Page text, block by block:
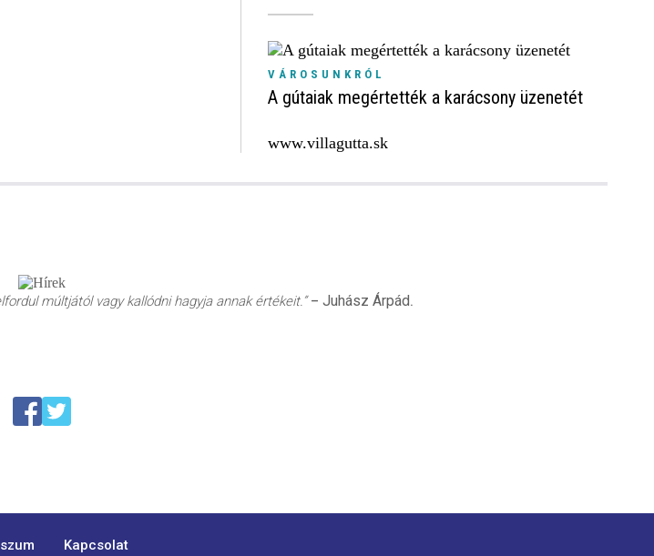
VÁROSUNKRÓL
A gútaiak megértették a karácsony üzenetét
www.villagutta.sk
múltjától vagy kallódni hagyja annak értékeit.”– Juhász Árpád.
Kapcsolat